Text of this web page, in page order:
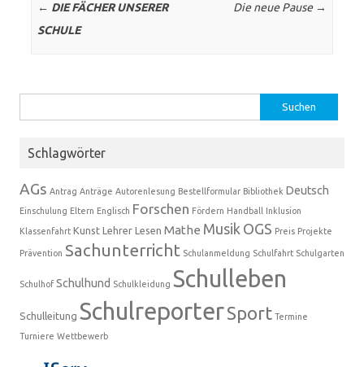
Beitrags-Navigation
← DIE FÄCHER UNSERER
SCHULE
Die neue Pause →
nach:
Schlagwörter
AGs Antrag Anträge Autorenlesung Bestellformular Bibliothek Deutsch
Einschulung Eltern Englisch Forschen Fördern Handball Inklusion
Klassenfahrt Kunst Lehrer Lesen Mathe Musik OGS Preis Projekte
Prävention Sachunterricht Schulanmeldung Schulfahrt Schulgarten
Schulhof Schulhund Schulkleidung Schulleben
Schulleitung SchulreporterSport Termine
Turniere Wettbewerb